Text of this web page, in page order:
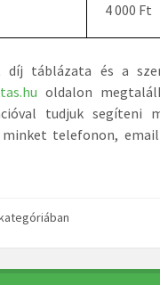
4 000 Ft
díj táblázata és a
oldalon
tudjuk segíteni
minket telefonon,